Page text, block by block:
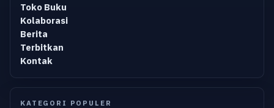
Toko Buku
Kolaborasi
Berita
Terbitkan
Kontak
KATEGORI POPULER